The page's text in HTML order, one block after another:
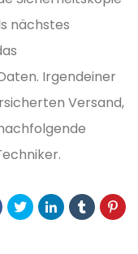
nächstes
Irgendeiner
Versand,